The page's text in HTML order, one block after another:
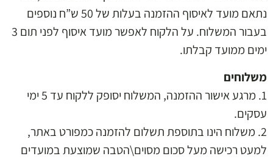
נתאם מועד לאיסוף ההזמנה בעלות של 50 ש”ח נוספים
בעבור המשלוח. על הלקוח לאפשר מועד איסוף לפני תום 3
ימים ממועד קבלתו.
משלוחים
1. מרגע אישור ההזמנה, המשלוח יסופק ללקוח עד 5 ימי
עסקים.
2. משלוח הינו בתוספת תשלום להזמנה כמפורט באתר,
למעט רכישה מעל סכום מסוים\הטבה שמוצעת במועדים